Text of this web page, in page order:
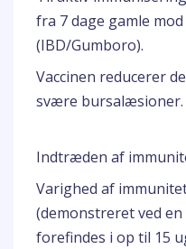
fra 7 dage gamle
(IBD/Gumboro).
Vaccinen reducerer
svære bursalæsioner.
Indtræden af
Varighed af
(demonstreret ved
forefindes i op til 15